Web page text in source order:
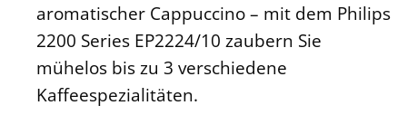
aromatischer Cappuccino – mit dem Philips
2200 Series EP2224/10 zaubern Sie
mühelos bis zu 3 verschiedene
Kaffeespezialitäten.